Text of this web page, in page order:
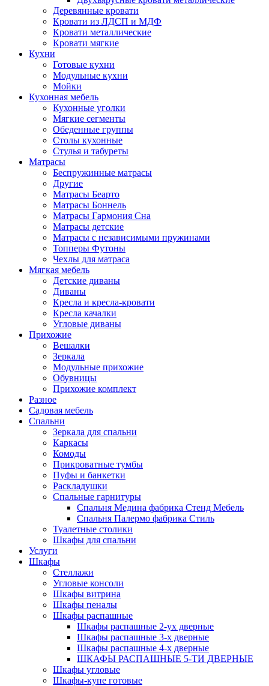
Деревянные кровати
Кровати из ЛДСП и МДФ
Кровати металлические
Кровати мягкие
Кухни
Готовые кухни
Модульные кухни
Мойки
Кухонная мебель
Кухонные уголки
Мягкие сегменты
Обеденные группы
Столы кухонные
Стулья и табуреты
Матрасы
Беспружинные матрасы
Другие
Матрасы Беарто
Матрасы Боннель
Матрасы Гармония Сна
Матрасы детские
Матрасы с независимыми пружинами
Топперы Футоны
Чехлы для матраса
Мягкая мебель
Детские диваны
Диваны
Кресла и кресла-кровати
Кресла качалки
Угловые диваны
Прихожие
Вешалки
Зеркала
Модульные прихожие
Обувницы
Прихожие комплект
Разное
Садовая мебель
Спальни
Зеркала для спальни
Каркасы
Комоды
Прикроватные тумбы
Пуфы и банкетки
Раскладушки
Спальные гарнитуры
Спальня Медина фабрика Стенд Мебель
Спальня Палермо фабрика Стиль
Туалетные столики
Шкафы для спальни
Услуги
Шкафы
Стеллажи
Угловые консоли
Шкафы витрина
Шкафы пеналы
Шкафы распашные
Шкафы распашные 2-ух дверные
Шкафы распашные 3-х дверные
Шкафы распашные 4-х дверные
ШКАФЫ РАСПАШНЫЕ 5-ТИ ДВЕРНЫЕ
Шкафы угловые
Шкафы-купе готовые